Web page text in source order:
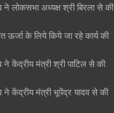
ने लोकसभा अध्यक्ष श्री बिरला से की
ऊर्जा के लिये किये जा रहे कार्य की
ने केंद्रीय मंत्री श्री पाटिल से की
ने केंद्रीय मंत्री भूपेंद्र यादव से की